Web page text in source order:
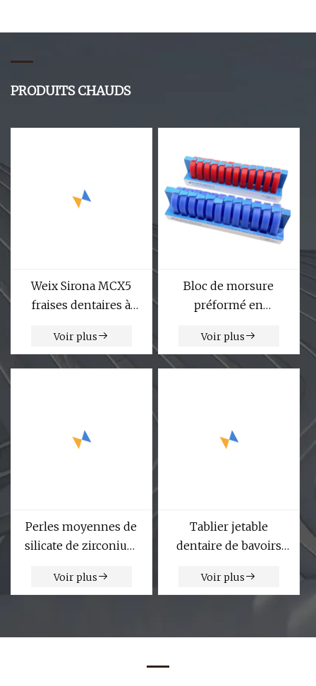
coupe droite croisée,
PRODUITS CHAUDS
Weix Sirona MCX5
fraises dentaires à
pour fraisage
CAD/Cam
Voir plus
Bloc de morsure
préformé en
jantes occlusales en
cire
Voir plus
Perles moyennes de
silicate de zirconium
dispersion
Voir plus
Tablier jetable
dentaire de bavoirs
taille d'OEM pour des
Voir plus